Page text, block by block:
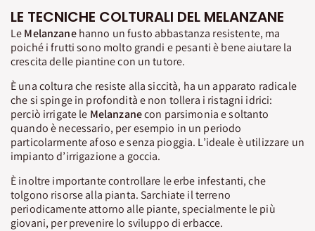
LE TECNICHE COLTURALI DEL MELANZANE
LeMelanzanehanno un fusto abbastanza resistente, ma
poiché i frutti sono molto grandi e pesanti è bene aiutare la
crescita delle piantine con un tutore.
È una coltura che resiste alla siccità, ha un apparato radicale
che si spinge in profondità e non tollera i ristagni idrici:
perciò irrigate le Melanzanecon parsimonia e soltanto
quando è necessario, per esempio in un periodo
particolarmente afoso e senza pioggia. L’ideale è utilizzare un
impianto d’irrigazione a goccia.
È inoltre importante controllare le erbe infestanti, che
tolgono risorse alla pianta. Sarchiate il terreno
periodicamente attorno alle piante, specialmente le più
giovani, per prevenire lo sviluppo di erbacce.